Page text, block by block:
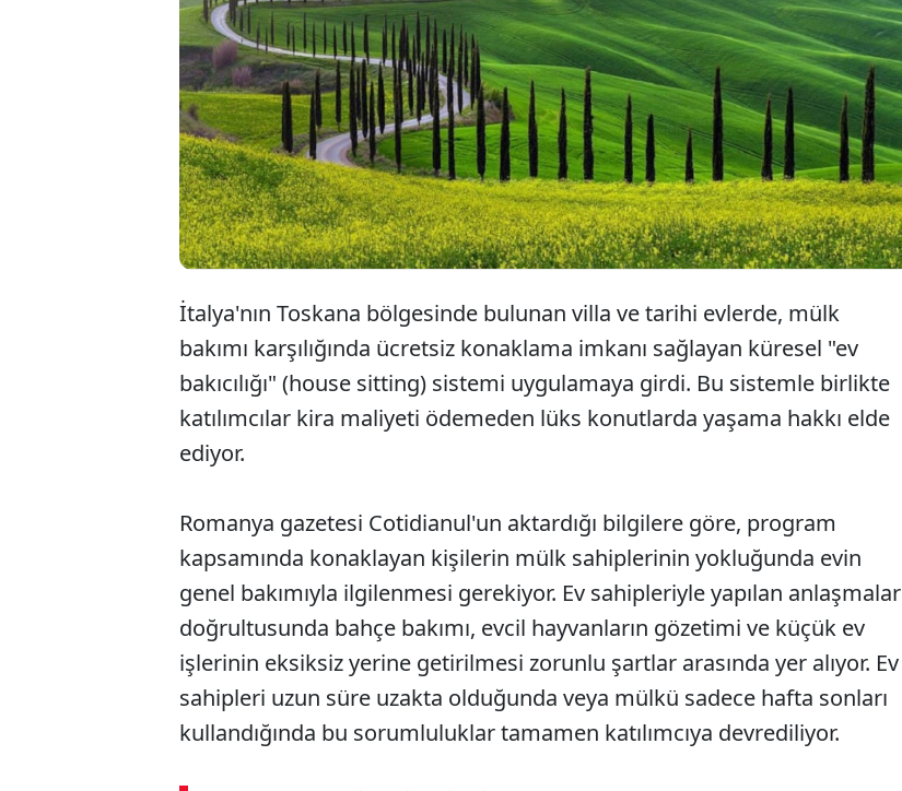
İtalya'nın Toskana bölgesindeki tarihi mülklerde kira
ödemeden yaşama fırsatı sunan ev bakıcılığı sistemi,
belirli sorumluluklar karşılığında kapılarını açıyor.
İtalya'nın Toskana bölgesinde bulunan villa ve tarihi evlerde, mülk
bakımı karşılığında ücretsiz konaklama imkanı sağlayan küresel "ev
bakıcılığı" (house sitting) sistemi uygulamaya girdi. Bu sistemle birlikte
katılımcılar kira maliyeti ödemeden lüks konutlarda yaşama hakkı elde
ediyor.
Romanya gazetesi Cotidianul'un aktardığı bilgilere göre, program
kapsamında konaklayan kişilerin mülk sahiplerinin yokluğunda evin
genel bakımıyla ilgilenmesi gerekiyor. Ev sahipleriyle yapılan anlaşmalar
doğrultusunda bahçe bakımı, evcil hayvanların gözetimi ve küçük ev
işlerinin eksiksiz yerine getirilmesi zorunlu şartlar arasında yer alıyor. Ev
sahipleri uzun süre uzakta olduğunda veya mülkü sadece hafta sonları
kullandığında bu sorumluluklar tamamen katılımcıya devrediliyor.